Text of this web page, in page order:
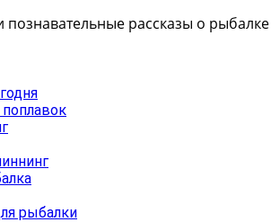
познавательные рассказы о рыбалке
рыбалки